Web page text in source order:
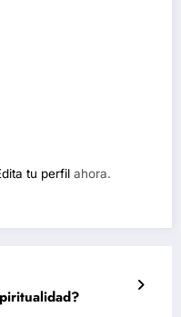
tu perfil ahora.